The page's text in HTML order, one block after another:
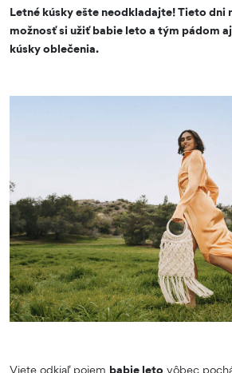
Letné kúsky ešte neodkladajte! Tieto dni
možnosť si užiť babie leto a tým pádom
kúsky oblečenia.
Viete odkiaľ pojem babie leto vôbec